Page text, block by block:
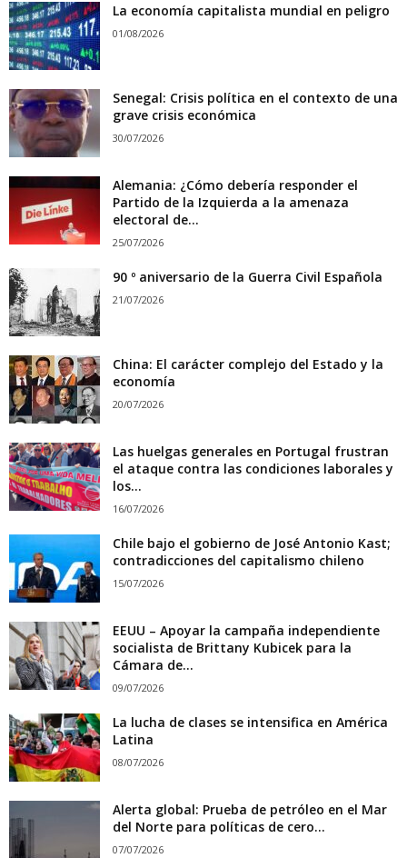
La economía capitalista mundial en peligro
01/08/2026
Senegal: Crisis política en el contexto de una
grave crisis económica
30/07/2026
Alemania: ¿Cómo debería responder el
Partido de la Izquierda a la amenaza
electoral de...
25/07/2026
90 º aniversario de la Guerra Civil Española
21/07/2026
China: El carácter complejo del Estado y la
economía
20/07/2026
Las huelgas generales en Portugal frustran
el ataque contra las condiciones laborales y
los...
16/07/2026
Chile bajo el gobierno de José Antonio Kast;
contradicciones del capitalismo chileno
15/07/2026
EEUU – Apoyar la campaña independiente
socialista de Brittany Kubicek para la
Cámara de...
09/07/2026
La lucha de clases se intensifica en América
Latina
08/07/2026
Alerta global: Prueba de petróleo en el Mar
del Norte para políticas de cero...
07/07/2026